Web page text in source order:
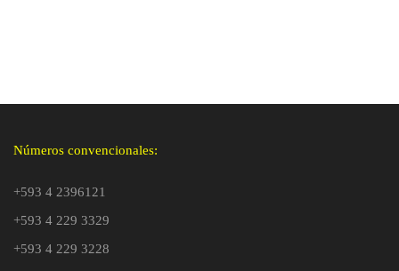
Números convencionales:
+593 4 2396121
+593 4 229 3329
+593 4 229 3228